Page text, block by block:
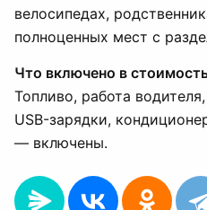
велосипедах,
полноценных мест с
Что включено в
Топливо, работа
USB-зарядки,
— включены.